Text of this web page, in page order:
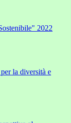
2022
la diversità e